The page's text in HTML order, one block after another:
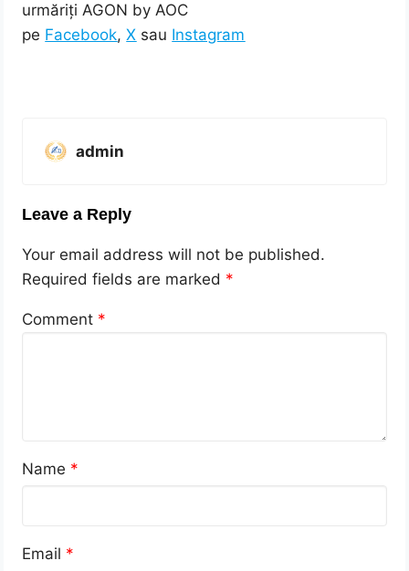
urmăriți AGON by AOC
pe Facebook,X sau Instagram
admin
Leave a Reply
Your email address will not be published.
Required fields are marked *
Comment *
Name *
Email *